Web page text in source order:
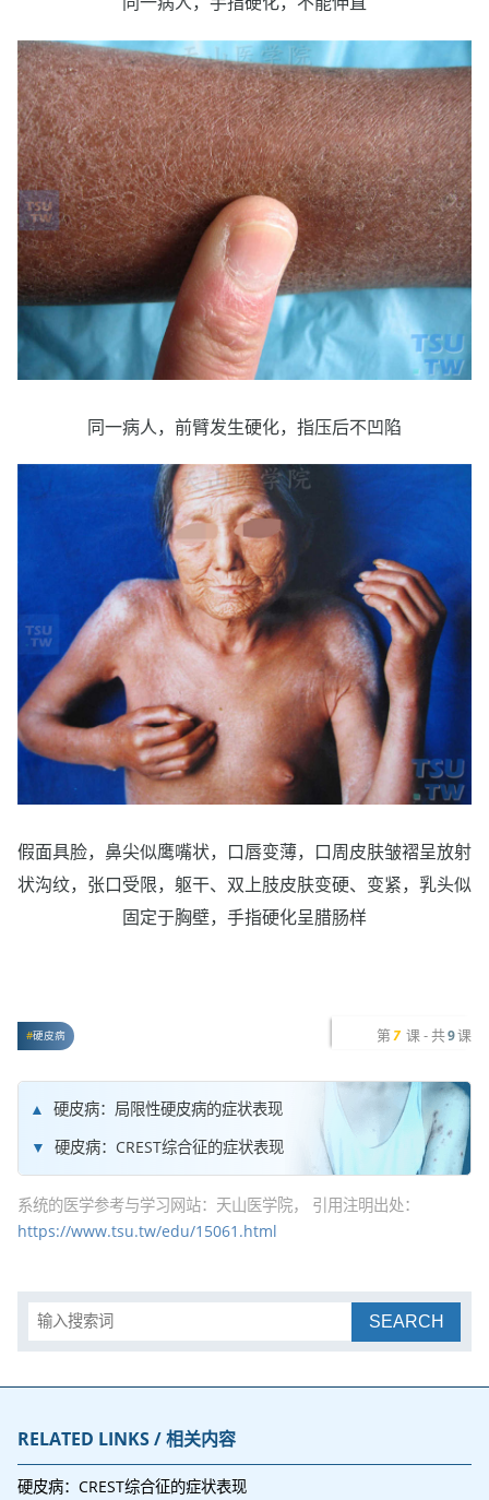
同一病人，前臂发生硬化，指压后不凹陷
假面具脸，鼻尖似鹰嘴状，口唇变薄，口周皮肤皱褶呈放射
状沟纹，张口受限，躯干、双上肢皮肤变硬、变紧，乳头似
固定于胸壁，手指硬化呈腊肠样
硬皮病 第 7 课 - 共9课
硬皮病：局限性硬皮病的症状表现
硬皮病：CREST综合征的症状表现
系统的医学参考与学习网站：天山医学院， 引用注明出处：
https://www.tsu.tw/edu/15061.html
SEARCH
RELATED LINKS / 相关内容
硬皮病：CREST综合征的症状表现